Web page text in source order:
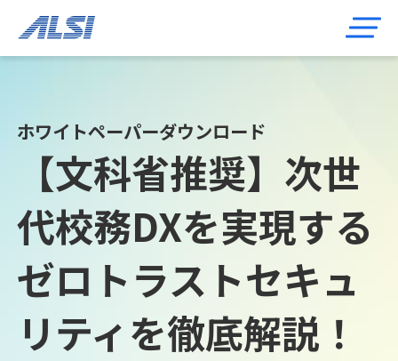
ホワイトペーパーダウンロード
【文科省推奨】次世
代校務DXを実現する
ゼロトラストセキュ
リティを徹底解説！